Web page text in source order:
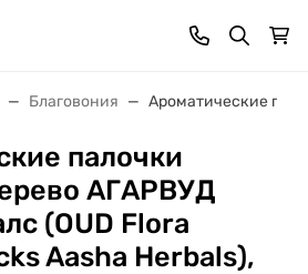
Благовония Ароматические
палочки
АГАРВУД
(OUD Flora
Aasha Herbals),